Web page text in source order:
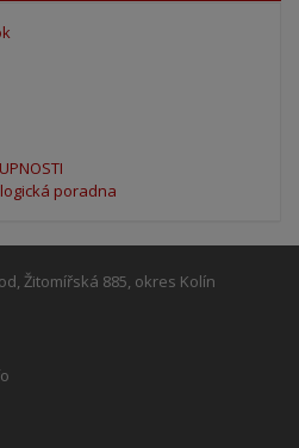
poradna
Žitomířská 885, okres Kolín